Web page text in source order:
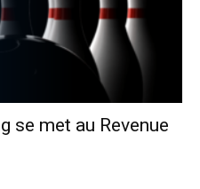
se met au Revenue